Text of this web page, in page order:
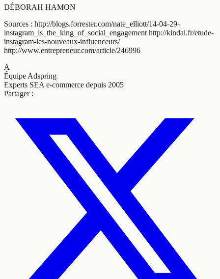
DÉBORAH HAMON
Sources : http://blogs.forrester.com/nate_elliott/14-04-29-
instagram_is_the_king_of_social_engagement http://kindai.fr/etude-
instagram-les-nouveaux-influenceurs/
http://www.entrepreneur.com/article/246996
A
Équipe Adspring
Experts SEA e-commerce depuis 2005
Partager :